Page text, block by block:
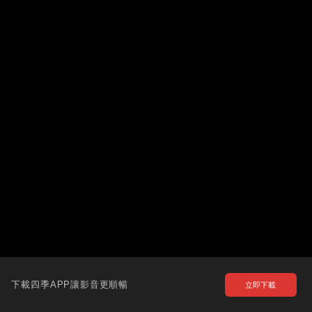
下載四季APP讓影音更順暢 立即下載